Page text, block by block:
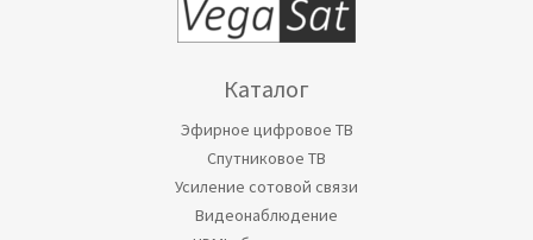
Каталог
Эфирное цифровое ТВ
Спутниковое ТВ
Усиление сотовой связи
Видеонаблюдение